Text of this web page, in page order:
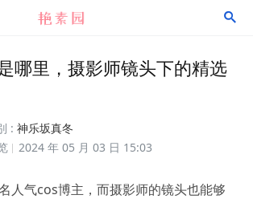

哪里，摄影师镜头下的精选
: 神乐坂真冬
2024 年 05 月 03 日 15:03
人气cos博主，而摄影师的镜头也能够